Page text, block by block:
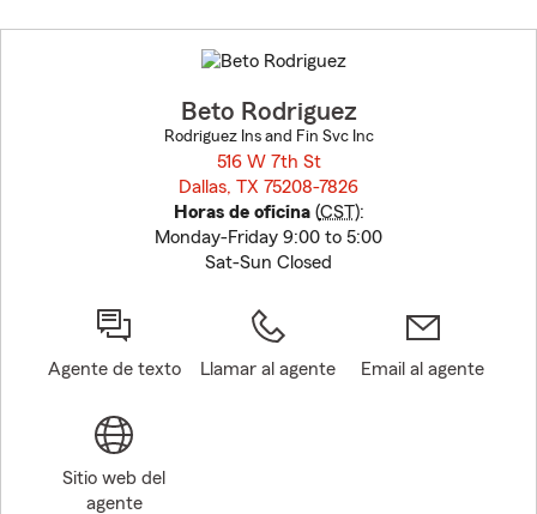
to
before
Beto Rodriguez
Rodriguez Ins and Fin Svc Inc
516 W 7th St
Dallas, TX 75208-7826
Horas de oficina(CST):
Monday-Friday 9:00 to 5:00
Sat-Sun Closed
Agente de texto Llamar al agente Email al agente
Sitio web del
agente